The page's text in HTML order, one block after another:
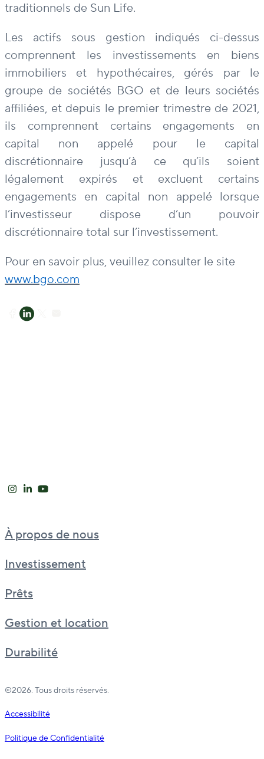
traditionnels de Sun Life.
Les actifs sous gestion indiqués ci-dessus
comprennent les investissements en biens
immobiliers et hypothécaires, gérés par le
groupe de sociétés BGO et de leurs sociétés
affiliées, et depuis le premier trimestre de 2021,
ils comprennent certains engagements en
capital non appelé pour le capital
discrétionnaire jusqu’à ce qu’ils soient
légalement expirés et excluent certains
engagements en capital non appelé lorsque
l’investisseur dispose d’un pouvoir
discrétionnaire total sur l’investissement.
Pour en savoir plus, veuillez consulter le site
www.bgo.com
À propos de nous
Investissement
Prêts
Gestion et location
Durabilité
©2026. Tous droits réservés.
Accessibilité
Politique de Confidentialité